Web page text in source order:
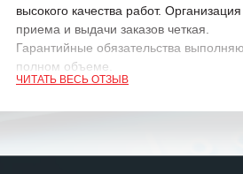
высокого качества работ. Организация
приема и выдачи заказов четкая.
Гарантийные обязательства
полном объеме.
ЧИТАТЬ ВЕСЬ ОТЗЫВ